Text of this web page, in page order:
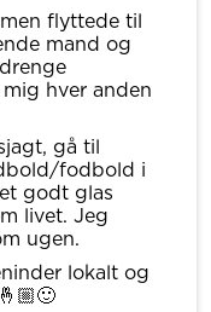
flyttede til
mand og
hver anden
gå til
fodbold i
godt glas
livet. Jeg
ugen.
lokalt og